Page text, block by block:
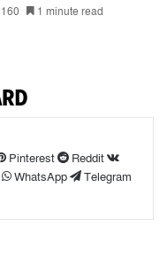
160 1 minute read
Pinterest
Reddit
WhatsApp
Telegram